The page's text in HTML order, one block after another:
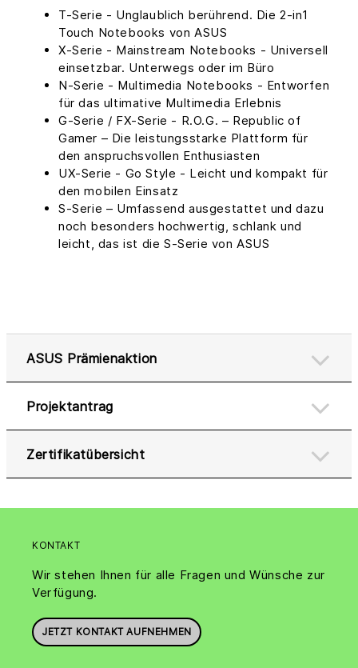
T-Serie - Unglaublich berührend. Die 2-in1
Touch Notebooks von ASUS
X-Serie - Mainstream Notebooks - Universell
einsetzbar. Unterwegs oder im Büro
N-Serie - Multimedia Notebooks - Entworfen
für das ultimative Multimedia Erlebnis
G-Serie / FX-Serie - R.O.G. – Republic of
Gamer – Die leistungsstarke Plattform für
den anspruchsvollen Enthusiasten
UX-Serie - Go Style - Leicht und kompakt für
den mobilen Einsatz
S-Serie – Umfassend ausgestattet und dazu
noch besonders hochwertig, schlank und
leicht, das ist die S-Serie von ASUS
ASUS Prämienaktion
Projektantrag
Zertifikatübersicht
KONTAKT
Wir stehen Ihnen für alle Fragen und Wünsche zur
Verfügung.
JETZT KONTAKT AUFNEHMEN